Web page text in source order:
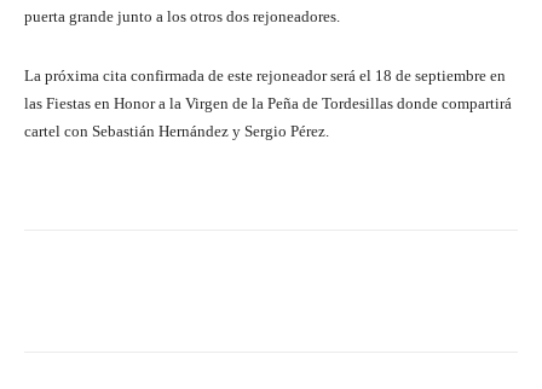
puerta grande junto a los otros dos rejoneadores.
La próxima cita confirmada de este rejoneador será el 18 de septiembre en
las Fiestas en Honor a la Virgen de la Peña de Tordesillas donde compartirá
cartel con Sebastián Hernández y Sergio Pérez.